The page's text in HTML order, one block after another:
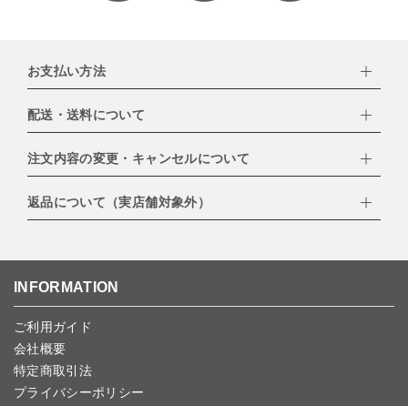
お支払い方法
下記お支払い方法よりお選びいただけます。
・クレジットカード（VISA,mastercard,JCB,AMERICAN
EXPRESS,Diners Club）
・PayPay
・NP後払い
配送・送料について
配達業者：日本郵便
北海道：1,400円
沖縄：1,400円
注文内容の変更・キャンセルについて
ご注文日当日から翌日のAM9:00までにご連絡頂いた場合はキャン
セルは可能です。
ンセルしていただいた後、ご希望の商品のみ再度ご注文お願いしま
予約商品など一部キャンセルが出来ない場合がございます。あらか
じめご了承ください。
返品について（実店舗対象外）
こちらよりご依頼ください。
INFORMATION
ご利用ガイド
会社概要
特定商取引法
プライバシーポリシー